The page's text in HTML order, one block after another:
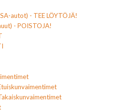
autot) - TEE LÖYTÖJÄ!
- POISTOJA!